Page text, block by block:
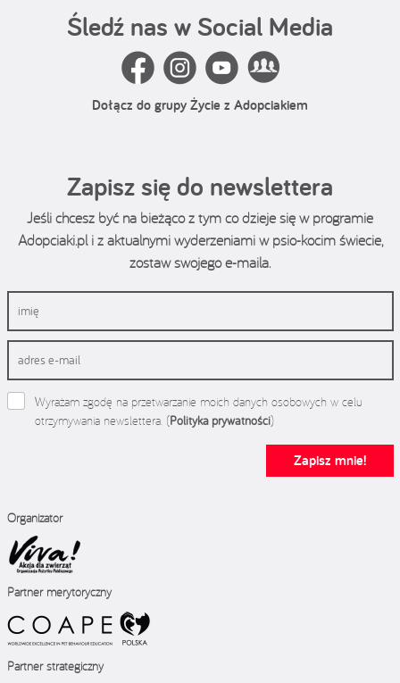
Śledź nas w Social Media
Dołącz do grupy Życie z Adopciakiem
Zapisz się do newslettera
Jeśli chcesz być na bieżąco z tym co dzieje się w programie
Adopciaki.pl i z aktualnymi wyderzeniami w psio-kocim świecie,
zostaw swojego e-maila.
Wyrażam zgodę na przetwarzanie moich danych osobowych w celu
otrzymywania newslettera. (Polityka prywatności)
Zapisz mnie!
Organizator
Partner merytoryczny
Partner strategiczny